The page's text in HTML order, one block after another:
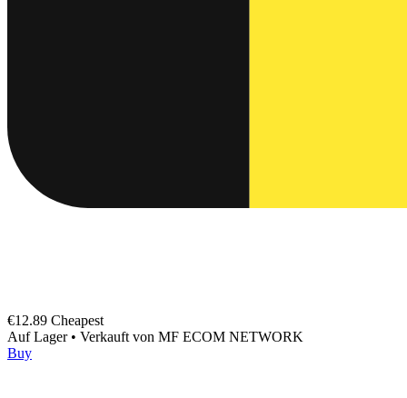
€12.89 Cheapest
Auf Lager • Verkauft von MF ECOM NETWORK
Buy